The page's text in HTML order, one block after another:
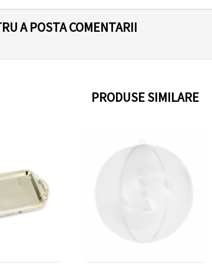
A POSTA COMENTARII
PRODUSE SIMILARE